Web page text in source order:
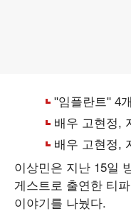
이상민은 지난 15일
게스트로 출연한 티
이야기를 나눴다.